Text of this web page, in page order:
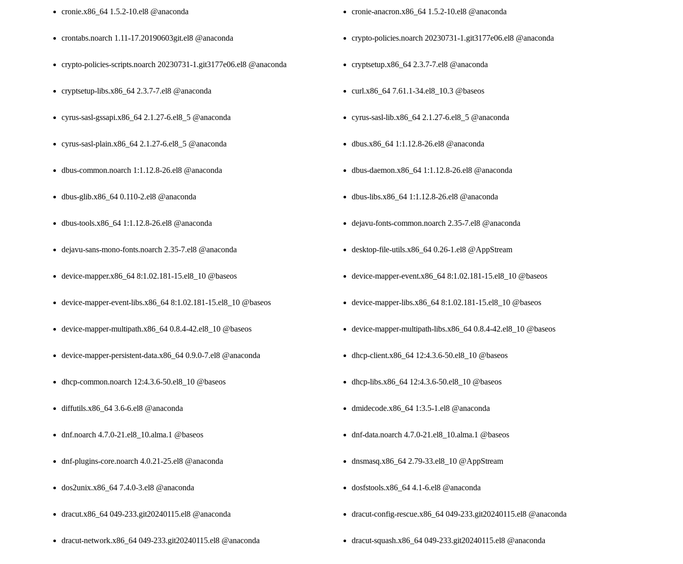
cronie.x86_64 1.5.2-10.el8 @anaconda cronie-anacron.x86_64 1.5.2-10.el8 @anaconda
crontabs.noarch 1.11-17.20190603git.el8 @anaconda crypto-policies.noarch 20230731-1.git3177e06.el8 @anaconda
crypto-policies-scripts.noarch 20230731-1.git3177e06.el8 @anaconda cryptsetup.x86_64 2.3.7-7.el8 @anaconda
cryptsetup-libs.x86_64 2.3.7-7.el8 @anaconda curl.x86_64 7.61.1-34.el8_10.3 @baseos
cyrus-sasl-gssapi.x86_64 2.1.27-6.el8_5 @anaconda cyrus-sasl-lib.x86_64 2.1.27-6.el8_5 @anaconda
cyrus-sasl-plain.x86_64 2.1.27-6.el8_5 @anaconda dbus.x86_64 1:1.12.8-26.el8 @anaconda
dbus-common.noarch 1:1.12.8-26.el8 @anaconda dbus-daemon.x86_64 1:1.12.8-26.el8 @anaconda
dbus-glib.x86_64 0.110-2.el8 @anaconda dbus-libs.x86_64 1:1.12.8-26.el8 @anaconda
dbus-tools.x86_64 1:1.12.8-26.el8 @anaconda dejavu-fonts-common.noarch 2.35-7.el8 @anaconda
dejavu-sans-mono-fonts.noarch 2.35-7.el8 @anaconda desktop-file-utils.x86_64 0.26-1.el8 @AppStream
device-mapper.x86_64 8:1.02.181-15.el8_10 @baseos device-mapper-event.x86_64 8:1.02.181-15.el8_10 @baseos
device-mapper-event-libs.x86_64 8:1.02.181-15.el8_10 @baseos device-mapper-libs.x86_64 8:1.02.181-15.el8_10 @baseos
device-mapper-multipath.x86_64 0.8.4-42.el8_10 @baseos device-mapper-multipath-libs.x86_64 0.8.4-42.el8_10 @baseos
device-mapper-persistent-data.x86_64 0.9.0-7.el8 @anaconda dhcp-client.x86_64 12:4.3.6-50.el8_10 @baseos
dhcp-common.noarch 12:4.3.6-50.el8_10 @baseos dhcp-libs.x86_64 12:4.3.6-50.el8_10 @baseos
diffutils.x86_64 3.6-6.el8 @anaconda dmidecode.x86_64 1:3.5-1.el8 @anaconda
dnf.noarch 4.7.0-21.el8_10.alma.1 @baseos dnf-data.noarch 4.7.0-21.el8_10.alma.1 @baseos
dnf-plugins-core.noarch 4.0.21-25.el8 @anaconda dnsmasq.x86_64 2.79-33.el8_10 @AppStream
dos2unix.x86_64 7.4.0-3.el8 @anaconda dosfstools.x86_64 4.1-6.el8 @anaconda
dracut.x86_64 049-233.git20240115.el8 @anaconda dracut-config-rescue.x86_64 049-233.git20240115.el8 @anaconda
dracut-network.x86_64 049-233.git20240115.el8 @anaconda dracut-squash.x86_64 049-233.git20240115.el8 @anaconda